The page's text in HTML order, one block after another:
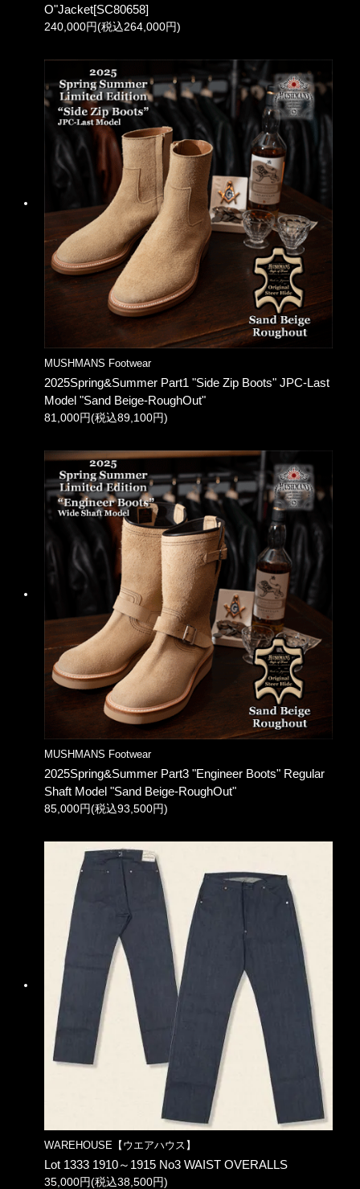
O"Jacket[SC80658]
240,000円(税込264,000円)
MUSHMANS Footwear
2025Spring&Summer Part1 "Side Zip Boots" JPC-Last
Model "Sand Beige-RoughOut"
81,000円(税込89,100円)
MUSHMANS Footwear
2025Spring&Summer Part3 "Engineer Boots" Regular
Shaft Model "Sand Beige-RoughOut"
85,000円(税込93,500円)
WAREHOUSE【ウエアハウス】
Lot 1333 1910～1915 No3 WAIST OVERALLS
35,000円(税込38,500円)